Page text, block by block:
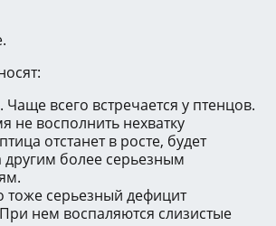
. Чаще всего встречается у птенцов.
не восполнить нехватку
отстанет в росте, будет
более серьезным
тоже серьезный дефицит
нем воспаляются слизистые